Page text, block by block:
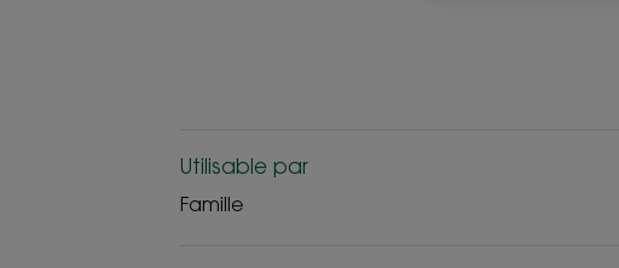
Utilisable par
Famille